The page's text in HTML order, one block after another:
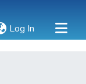
Log In (current)